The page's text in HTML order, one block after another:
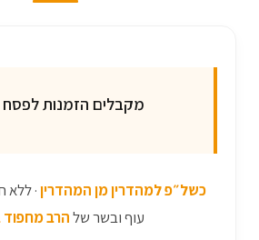
מקבלים הזמנות לפסח 2026
כשל״פ למהדרין מן המהדרין· ללא
עוף ובשר שלהרב